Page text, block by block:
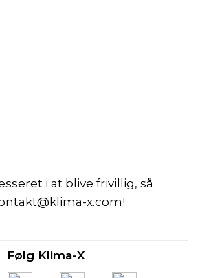
i at blive frivillig, så
x.com!
Følg Klima-X